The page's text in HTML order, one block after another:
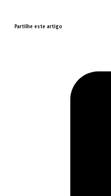
Partilhe este artigo